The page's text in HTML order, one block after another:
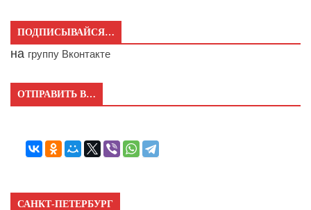
ПОДПИСЫВАЙСЯ…
на группу Вконтакте
ОТПРАВИТЬ В…
САНКТ-ПЕТЕРБУРГ